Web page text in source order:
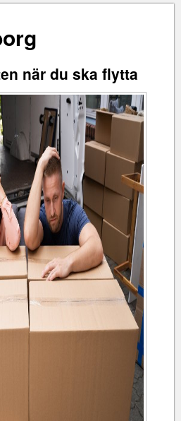
när du ska flytta